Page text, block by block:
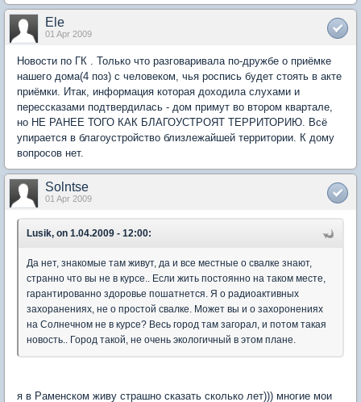
Ele
01 Apr 2009
Новости по ГК . Только что разговаривала по-дружбе о приёмке
нашего дома(4 поз) с человеком, чья роспись будет стоять в акте
приёмки. Итак, информация которая доходила слухами и
перессказами подтвердилась - дом примут во втором квартале,
но НЕ РАНЕЕ ТОГО КАК БЛАГОУСТРОЯТ ТЕРРИТОРИЮ. Всё
упирается в благоустройство близлежайшей территории. К дому
вопросов нет.
Solntse
01 Apr 2009
Lusik, on 1.04.2009 - 12:00:
Да нет, знакомые там живут, да и все местные о свалке знают,
странно что вы не в курсе.. Если жить постоянно на таком месте,
гарантированно здоровье пошатнется. Я о радиоактивных
захоранениях, не о простой свалке. Может вы и о захоронениях
на Солнечном не в курсе? Весь город там загорал, и потом такая
новость.. Город такой, не очень экологичный в этом плане.
я в Раменском живу страшно сказать сколько лет))) многие мои